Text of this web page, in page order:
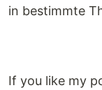
in bestimmte
If you like my